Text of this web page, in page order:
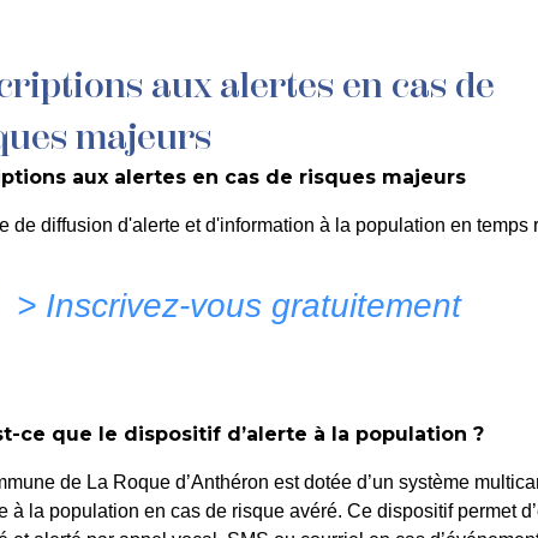
QUOTIDIEN DÉCOUVRIR LA ROQUE
– Permission
aux alertes en cas de
majeurs
aux alertes en cas de risques majeurs
de diffusion d'alerte et d'information à la population en temps
> Inscrivez-vous gratuitement
ce que le dispositif d’alerte à la population ?
de La Roque d’Anthéron est dotée d’un système
à la population en cas de risque avéré. Ce dispositif permet